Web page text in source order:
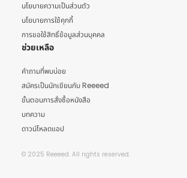
นโยบายความเป็นส่วนตัว
นโยบายการใช้คุกกี้
การขอใช้สิทธิ์ข้อมูลส่วนบุคคล
ช่วยเหลือ
คำถามที่พบบ่อย
สมัครเป็นนักเขียนกับ Reeeed
ขั้นตอนการสั่งซื้อหนังสือ
บทความ
ดาวน์โหลดแอป
© 2025 Reeeed. All rights reserved.